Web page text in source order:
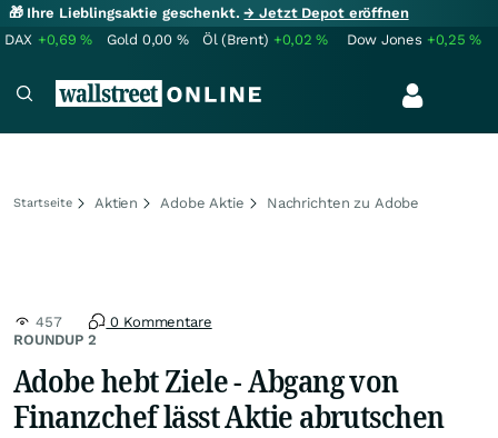
🎁 Ihre Lieblingsaktie geschenkt.→ Jetzt Depot eröffnen
DAX +0,69% Gold 0,00 % Öl (Brent) +0,02% Dow Jones +0,25%
Startseite Aktien Adobe Aktie Nachrichten zu Adobe
ROUNDUP 2
457 0 Kommentare
Adobe hebt Ziele - Abgang von
Finanzchef lässt Aktie abrutschen